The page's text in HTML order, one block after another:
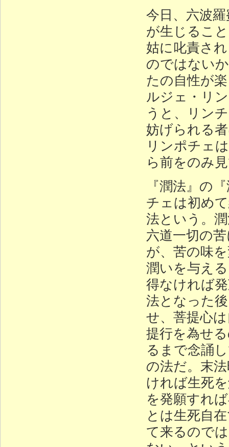
今日、六波
が生じるこ
姑に叱責さ
のではない
たの自性が
ルジェ・リ
うと、リン
妨げられる
リンポチェ
ら前をのみ
『潤法』の
チェは初め
法という。
六道一切の
が、苦の味
潤いを与え
得なければ
法となった
せ、菩提心
提行を為せ
るまで念誦
の法だ。末
ければ生死
を発願すれ
とは生死自
て来るので